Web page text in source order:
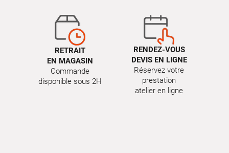
RETRAIT
EN MAGASIN
Commande
disponible sous 2H
RENDEZ-VOUS
DEVIS EN LIGNE
Réservez votre
prestation
atelier en ligne